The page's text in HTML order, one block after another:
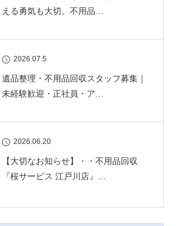
える勇気も大切。不用品…
2026.07.5
遺品整理・不用品回収スタッフ募集｜
未経験歓迎・正社員・ア…
2026.06.20
【大切なお知らせ】・・不用品回収
『桜サービス 江戸川店』…